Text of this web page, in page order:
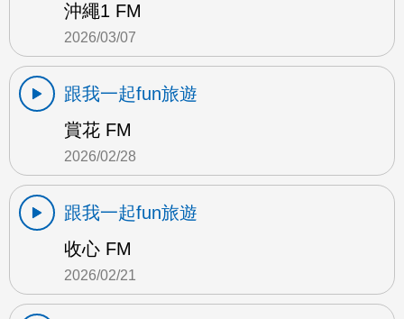
沖繩1 FM
2026/03/07
跟我一起fun旅遊
賞花 FM
2026/02/28
跟我一起fun旅遊
收心 FM
2026/02/21